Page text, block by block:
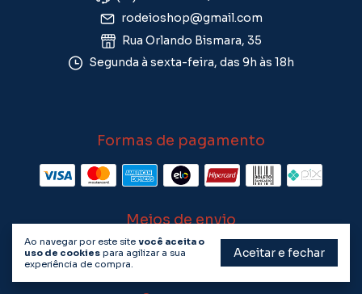
Ao navegar por este site você aceita o
uso de cookies para agilizar a sua
experiência de compra.
Aceitar e fechar
rodeioshop@gmail.com
Rua Orlando Bismara, 35
Segunda à sexta-feira, das 9h às 18h
Formas de pagamento
Meios de envio